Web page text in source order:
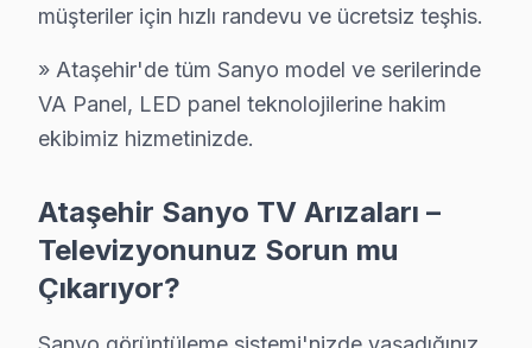
• Ataşehir genelinde hızlı ve profesyonel Sanyo
İstanbul Finans Merkezi, Watergarden, Brandium
Bizi bir kez deneyin, farkı görün. 0850 811 14 36
Ataşehir bölgesinde Sanyo televizyonunuz
Ataşehir'deki Tecrübemiz: Ataşehir ve yakın
Ataşehir Servis Güvencesi: Ataşehir'de
müşteriler için hızlı randevu ve ücretsiz teşhis.
» Ataşehir'de tüm Sanyo model ve serilerinde
VA Panel, LED panel teknolojilerine hakim
ekibimiz hizmetinizde.
Ataşehir Sanyo TV Arızaları –
Televizyonunuz Sorun mu
Çıkarıyor?